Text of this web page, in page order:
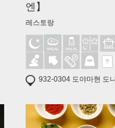
엔】
레스토랑
?
932-0304 도야마현 도